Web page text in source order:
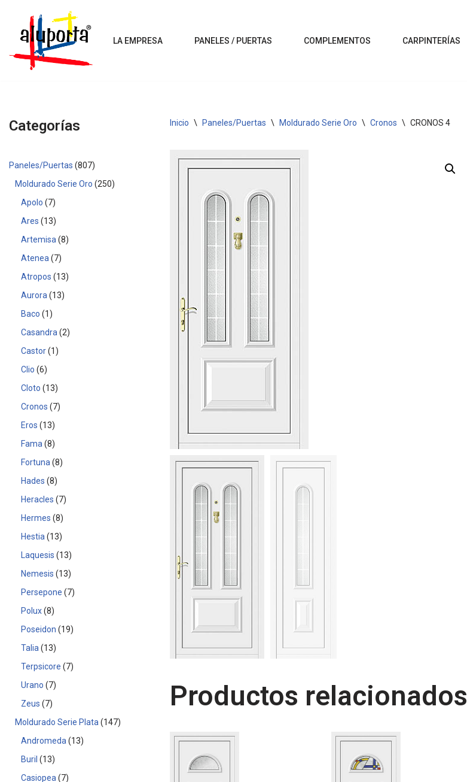
Saltar
contenido
LA EMPRESA PANELES / PUERTAS COMPLEMENTOS CARPINTERÍAS
Categorías
Paneles/Puertas 807
Moldurado Serie Oro 250
Apolo
7
Ares
13
Artemisa 8
Atenea
7
Atropos
13
Aurora
13
Baco
1
Casandra 2
Castor 1
Clio 6
Cloto
13
Cronos
7
Eros
13
Fama 8
Fortuna 8
Hades 8
Heracles
7
Hermes 8
Hestia
13
Laquesis
13
Nemesis
13
Persepone
7
Polux 8
Poseidon
19
Talia
13
Terpsicore
7
Urano
7
Zeus
7
Moldurado Serie Plata
147
Andromeda
13
Buril
13
Casiopea
7
Inicio \ Paneles/Puertas \ Moldurado Serie Oro \ Cronos \ CRONOS 4
Productos relacionados